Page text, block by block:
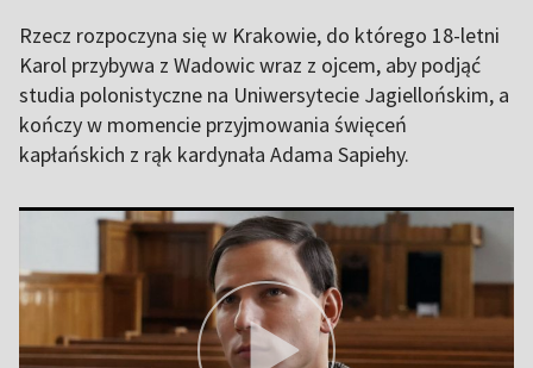
Rzecz rozpoczyna się w Krakowie, do którego 18-letni
Karol przybywa z Wadowic wraz z ojcem, aby podjąć
studia polonistyczne na Uniwersytecie Jagiellońskim, a
kończy w momencie przyjmowania święceń
kapłańskich z rąk kardynała Adama Sapiehy.